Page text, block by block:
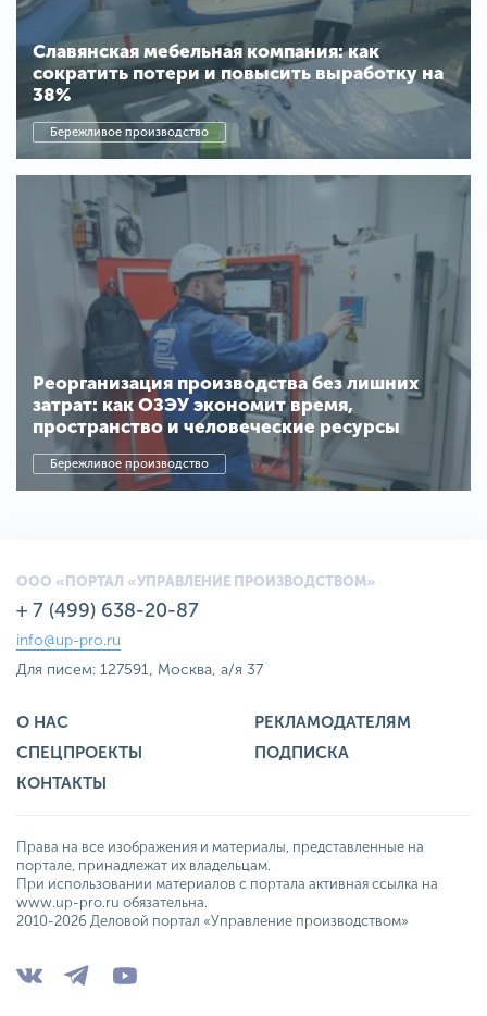
Славянская мебельная компания: как
сократить потери и повысить выработку на
38%
Бережливое производство
Реорганизация производства без лишних
затрат: как ОЗЭУ экономит время,
пространство и человеческие ресурсы
Бережливое производство
ООО «ПОРТАЛ «УПРАВЛЕНИЕ ПРОИЗВОДСТВОМ»
+ 7 (499) 638-20-87
info@up-pro.ru
Для писем: 127591, Москва, а/я 37
О НАС
РЕКЛАМОДАТЕЛЯМ
СПЕЦПРОЕКТЫ
ПОДПИСКА
КОНТАКТЫ
Права на все изображения и материалы, представленные на
портале, принадлежат их владельцам.
При использовании материалов с портала активная ссылка на
www.up-pro.ru обязательна.
2010-2026 Деловой портал «Управление производством»